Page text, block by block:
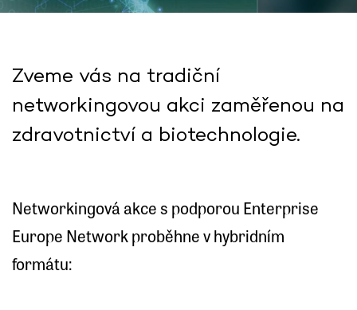
Zveme vás na tradiční
networkingovou akci zaměřenou na
zdravotnictví a biotechnologie.
Networkingová akce s podporou Enterprise
Europe Network proběhne v hybridním
formátu: